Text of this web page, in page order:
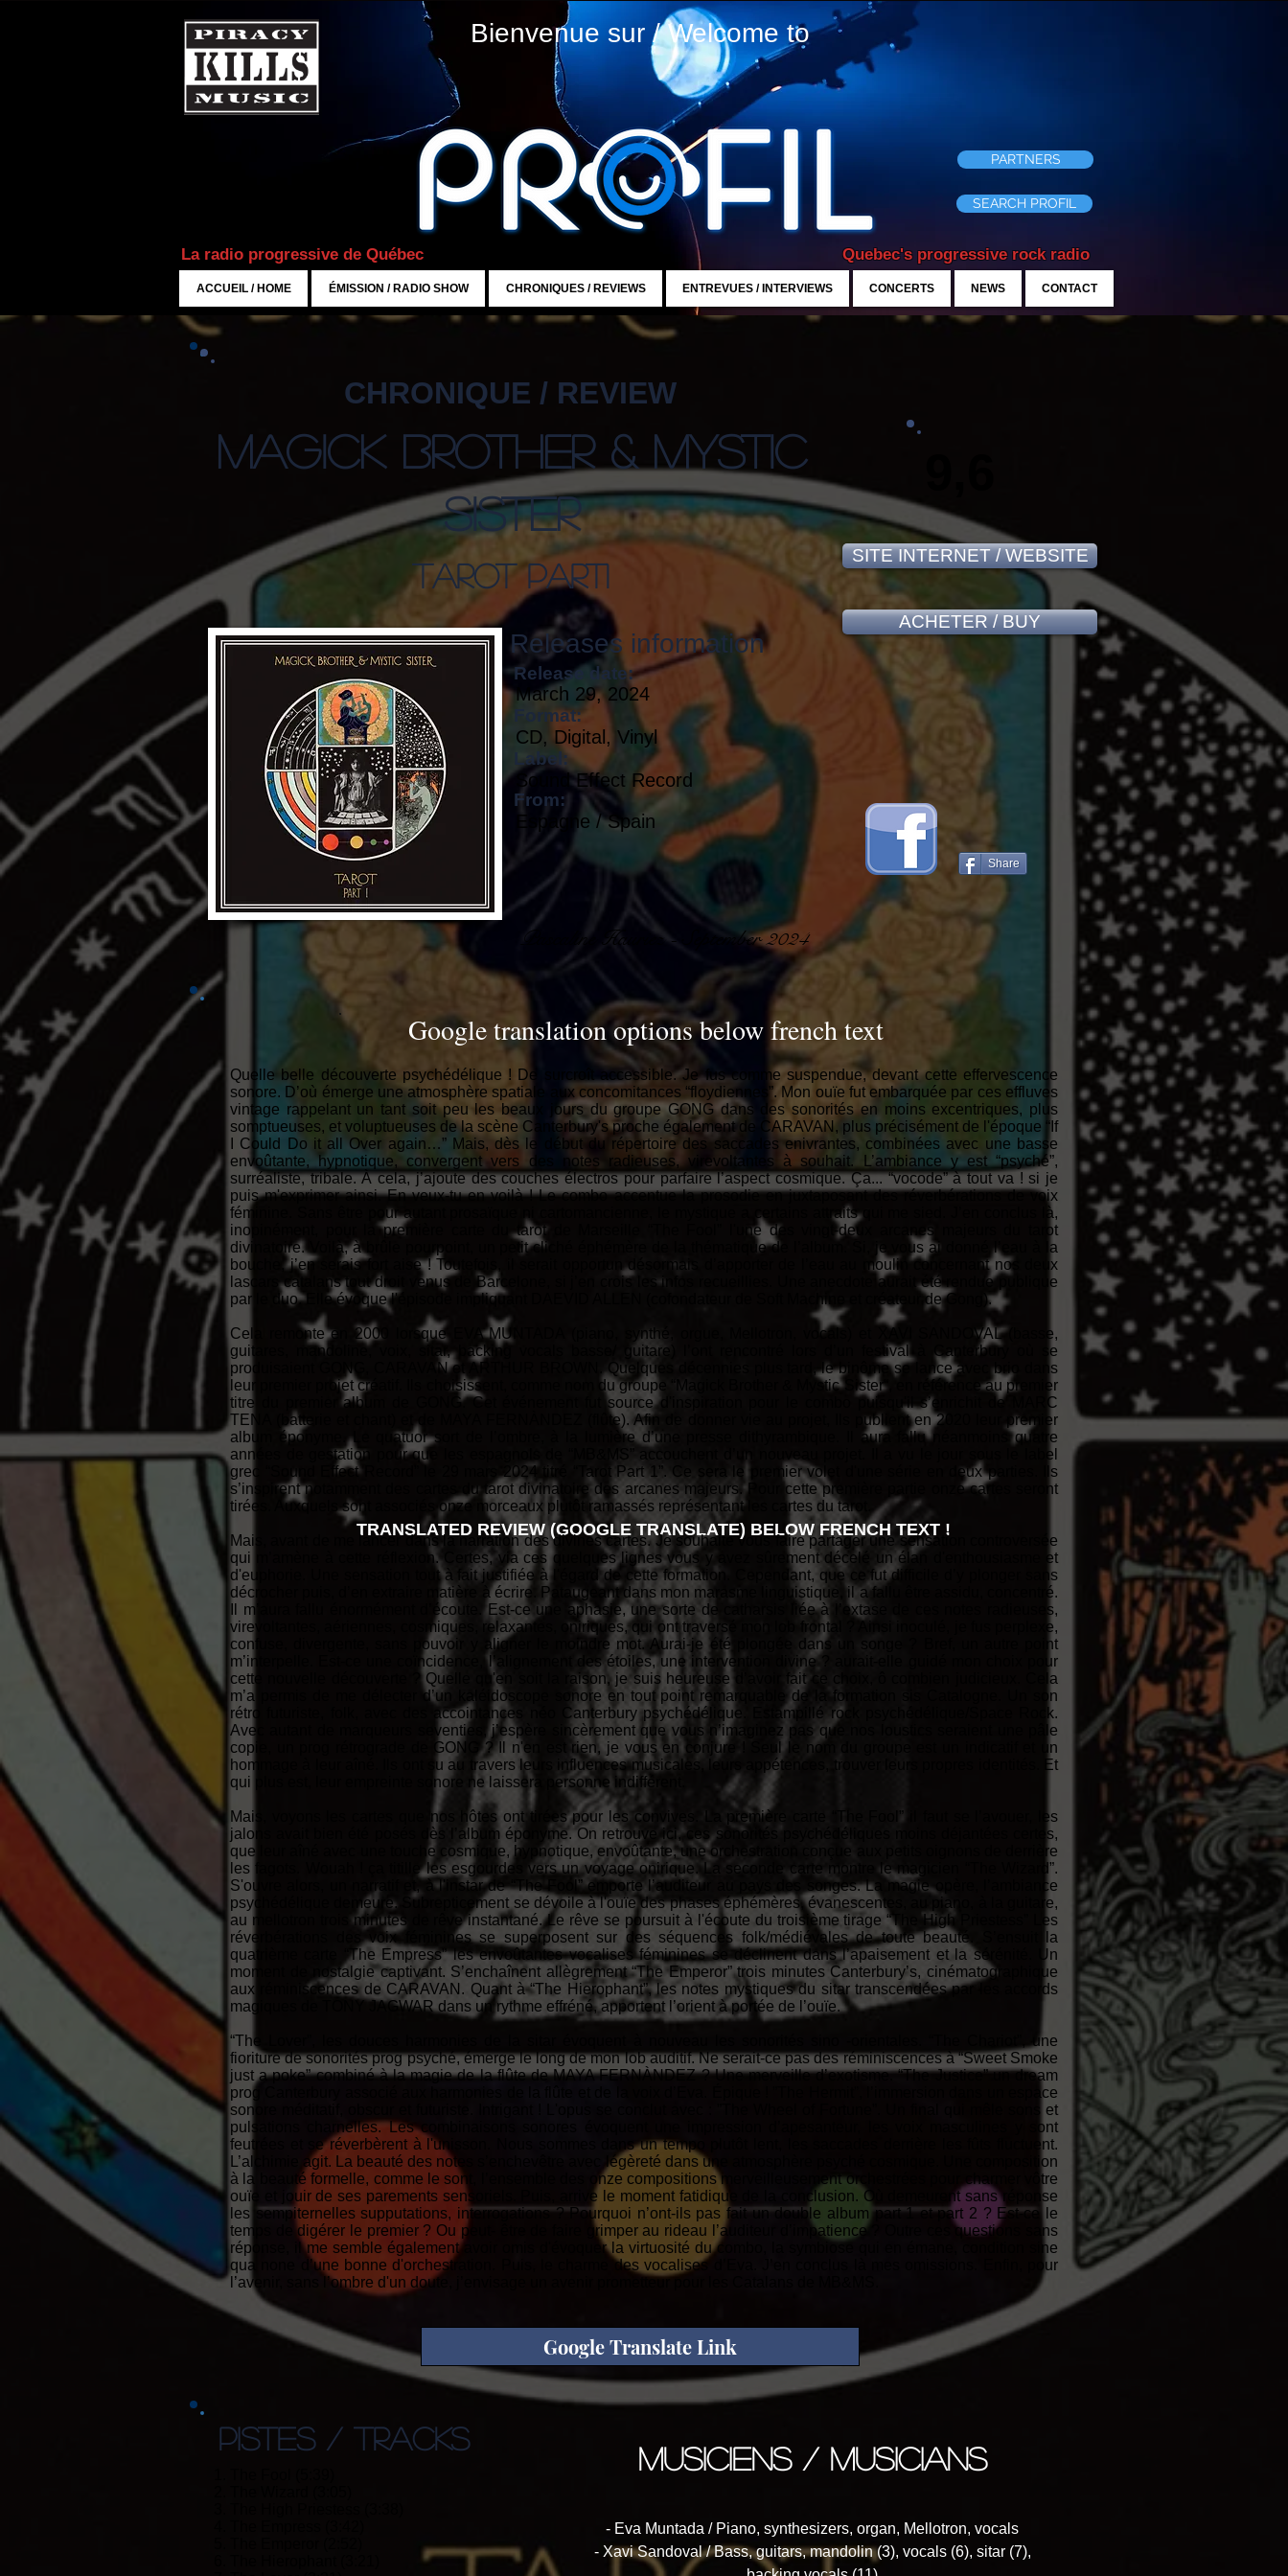
Bienvenue sur / Welcome to
Quebec's progressive rock radio
La radio progressive de Québec
SEARCH PROFIL
PARTNERS
ACCUEIL / HOME ÉMISSION / RADIO SHOW CHRONIQUES / REVIEWS ENTREVUES / INTERVIEWS CONCERTS NEWS CONTACT
CHRONIQUE / REVIEW
MAGICK BROTHER & MYSTIC
SISTER
TAROT PART1
Releases information
Release date:
March 29, 2024
Format:
CD, Digital, Vinyl
Label:
From:
Sound Effect Record
Espagne / Spain
Pascaline Hauriez - September 2024
SITE INTERNET / WEBSITE
ACHETER / BUY
Share
Google translation options below french text
TRANSLATED REVIEW (GOOGLE TRANSLATE) BELOW FRENCH TEXT !
Quelle belle découverte psychédélique ! De surcroît accessible. Je fus comme suspendue, devant cette effervescence
sonore. D’où émerge une atmosphère spatiale aux concomitances “floydiennes”. Mon ouïe fut embarquée par ces effluves
vintage rappelant un tant soit peu les beaux jours du groupe GONG dans des sonorités en moins excentriques, plus
somptueuses, et voluptueuses de la scène Canterbury's proche également de CARAVAN, plus précisément de l'époque “If
I Could Do it all Over again…” Mais, dès le début du répertoire des saccades enivrantes, combinées avec une basse
envoûtante, hypnotique, convergent vers des notes radieuses, virevoltantes à souhait. L’ambiance y est “psyché”,
surréaliste, tribale. À cela, j’ajoute des couches électros pour parfaire l’aspect cosmique. Ça... “vocode” à tout va ! si je
puis m'exprimer ainsi. En veux-tu en voilà ! Le combo accentue la prosodie en juxtaposant des réverbérations de voix
féminine. Sans être pour autant prosaïque ni cartomancienne, le mystique a certains attraits qui me sied. J’en conclus là,
inopinément, pour la première carte du tarot de Marseille “The Fool” l'une des vingt-deux arcanes majeurs du tarot
divinatoire. Voilà, à brûle pourpoint, un petit cliché éphémère de la thématique de l’album. Si, je vous ai donné l’eau à la
bouche, j’en serais fort aise ! Toutefois, il serait opportun désormais d’apporter de l’eau au moulin concernant nos deux
lascars catalans tout droit venus de Barcelone, si j’en crois les infos recueillies. Une anecdote aurait été rendue publique
par le duo. Elle évoque l'épisode impliquant DAEVID ALLEN (cofondateur de Soft Machine et créateur de Gong).
Cela remonte en 2000 lorsque EVA MUNTADA (piano, synthé, orgue, Mellotron, vocals) et XAVI SANDOVAL (basse,
guitares, mandoline, voix, sitar, backing vocals basse/ guitare) l’ont rencontré lors d’un festival à Canterbury où se
produisaient GONG, CARAVAN et ARTHUR BROWN. Quelques décennies plus tard, le binôme se lance avec brio dans
leur premier projet créatif. Ils choisissent, comme nom du groupe “Magick Brother & Mystic Sister“, en référence au premier
titre du premier album de GONG. Cet événement fut source d'inspiration pour le combo puisqu'il s’enrichit de MARC
TENA (batterie et chant) et de MAYA FERNÀNDEZ (flûte). Afin de donner vie au projet, Ils publient en 2020 leur premier
album éponyme. Le quatuor sort de l’ombre, à la lumière d’une presse dithyrambique. Il aura fallu néanmoins quatre
années de gestation pour que les espagnols de “MB&MS” accouchent d’un nouveau projet. Il a vu le jour sous le label
grec “Sound Effect Record” le 29 mars 2024 titré “Tarot Part 1”. Ce sera le premier volet d'une série en deux parties. Ils
s’inspirent notamment des cartes du tarot divinatoire des arcanes majeurs. Pour cette première partie onze cartes seront
tirées. Auxquels sont associés onze morceaux plutôt ramassés représentant les cartes du tarot.
Mais, avant de me lancer dans la narration des divines cartes. Je souhaite vous faire partager une sensation controversée
qui m’amène à cette réflexion. Certes, via ces quelques lignes vous y avez sûrement décelé un élan d'enthousiasme et
d'euphorie. Une sensation tout à fait justifiée à l'égard de cette formation. Cependant, que ce fut difficile d’y plonger sans
décrocher puis, d’en extraire matière à écrire. Pataugeant dans mon marasme linguistique, il a fallu être assidu, concentré.
Il m’aura fallu énormément d’écoute. Est-ce une aphasie, une sorte de catharsis liée à l’extase de ces notes radieuses,
virevoltantes, aériennes, cosmiques, relaxantes, oniriques, qui ont traversé mon lob frontal ? Ainsi inoculé, je fus perplexe,
confuse, divergente, sans pouvoir y aligner le moindre mot. Aurai-je été plongée dans un songe ? Bref, un autre point
m’interpelle. Est-ce une coïncidence, l’alignement des étoiles, une intervention divine ? aurait-elle guidé mon choix pour
cette nouvelle découverte ? Quelle qu'en soit la raison, je suis heureuse d’avoir fait ce choix, ô combien judicieux. Cela
m’a permis de me délecter d’un kaléidoscope sonore en tout point remarquable de la formation sis Catalogne. Un son
rétro futuriste, folk, avec des accointances néo Canterbury psychédélique. Estampillé rock psychédélique/Space Rock.
Avec autant de marqueurs seventies, j’espère sincèrement que vous n’imaginez pas que nos loustics seraient une pâle
copie, un prog rétrograde de GONG ? Il n'en est rien, je vous en conjure ! Seul le nom du groupe est un indicatif et un
hommage à leur aîné. Ils ont su au travers leurs influences musicales, leurs appétences, trouver leurs propres identités. Et
qui plus est, leur empreinte sonore ne laissera personne indifférent.
Mais, voyons les cartes que nos hôtes ont tirées pour les convives. La première carte “The Fool” il faut se l’avouer, les
jalons avait bien été posés dès l’album éponyme. On retrouve ici, ces sonorités psychédéliques moins déjantées certes,
que leur aîné avec une touche cosmique, hypnotique, envoûtante, une orchestration conçue aux petits oignons de derrière
les fagots. Wouah ! ça titille les esgourdes vers un voyage onirique. La seconde carte montre le magicien “The Wizard”.
S'ouvre alors, un narratif et, à l'instar de “The Fool” emporte l’auditeur au pays des songes. La magie opère, l’ambiance
psychédélique demeure. Subrepticement se dévoile à l'ouïe des phases éphémères, évanescentes, au piano, à la guitare,
au mellotron trois minutes de rêve instantané. Le rêve se poursuit à l'écoute du troisième tirage “The High Priestess” Les
réverbérations des voix féminines se superposent sur des séquences folk/médiévales de toute beauté. S’ensuit la
quatrième carte “The Empress” les envoûtantes vocalises féminines se déclinent dans l’apaisement et la sérénité. Un
moment de nostalgie captivant. S’enchaînent allègrement “The Emperor” trois minutes Canterbury’s, cinématographique
aux réminiscences de CARAVAN. Quant à “The Hierophant”, les notes mystiques du sitar transcendées par les accords
magiques de TONY JAGWAR dans un rythme effréné, apportent l’orient à portée de l’ouïe.
“The Lover”, les douces harmonies de la sitar évoquent à nouveau les sonorités sino -orientales. “The Chariot”, une
fioriture de sonorités prog psyché, émerge le long de mon lob auditif. Ne serait-ce pas des réminiscences à “Sweet Smoke
just a poke” combiné à la magie de la flûte de MAYA FERNÀNDEZ ? Une merveille d’exotisme. “The Justice” un dream
prog Canterbury associé aux harmonies de la flûte et de la voix d’Eva. Épique ! ”The Hermit”, l’immersion dans un espace
sonore méditatif, obscur et futuriste. Intrigant ! L'opus se conclut avec : ”The Wheel of Fortune”. Un final qui mêle sons et
pulsations charnelles. Les combinaisons sonores évoquent une impression d’apesanteur, les voix masculines y sont
feutrées et se réverbèrent à l'unisson. Nous sommes dans un tempo plutôt lent, les saccades derrière les fûts fluctuent.
L’alchimie agit. La beauté des notes s’enchevêtre avec légèreté dans une atmosphère psyché cosmique. Une composition
à la beauté formelle, comme le sont, l’ensemble des onze compositions merveilleusement orchestrées pour charmer vôtre
ouïe et jouir de ses parements sensoriels. Puis, arrive le moment fatidique de la conclusion. Où demeurent sans réponse
les sempiternelles supputations, interrogations ? Pourquoi n’ont-ils pas fait un double album part 1 et part 2 ? Est-ce le
temps de digérer le premier ? Ou peut- être de faire grimper au rideau l’auditeur d’impatience ? Outre ces questions sans
réponse, il me semble également avoir omis d'évoquer la virtuosité du combo, la symbiose qui en émane, condition sine
qua none d’une bonne d'orchestration. Puis, le charme des vocalises d’Eva. J’en conclus là mes omissions. Enfin, pour
l’avenir, sans l’ombre d'un doute, j’envisage un avenir prometteur pour les Catalans de MB&MS.
Google Translate Link
PISTES / TRACKS
musiciens / musicians
- Eva Muntada / Piano, synthesizers, organ, Mellotron, vocals
- Xavi Sandoval / Bass, guitars, mandolin (3), vocals (6), sitar (7),